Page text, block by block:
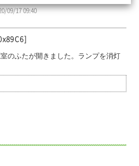
09/17 09:40
のふたが開きました。ランプを消灯
about you with our partners.
your cookie settings on our